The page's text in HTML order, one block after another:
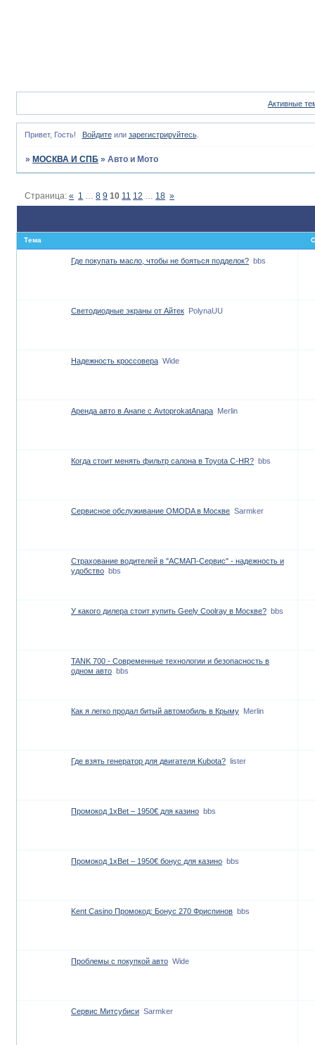
Активные
Привет, Гость! Войдитеили зарегистрируйтесь.
» МОСКВА И СПБ »Авто и Мото
Страница:« 1 … 8 9 10 11 12 … 18 »
Тема
Где покупать масло, чтобы не бояться подделок? bbs
Светодиодные экраны от Айтек PolynaUU
Надежность кроссовера Wide
Аренда авто в Анапе с AvtoprokatAnapa Merlin
Когда стоит менять фильтр салона в Toyota C-HR? bbs
Сервисное обслуживание OMODA в Москве Sarmker
Страхование водителей в "АСМАП-Сервис" - надежность и
удобство bbs
У какого дилера стоит купить Geely Coolray в Москве? bbs
TANK 700 - Современные технологии и безопасность в
одном авто bbs
Как я легко продал битый автомобиль в Крыму Merlin
Где взять генератор для двигателя Kubota? lister
Промокод 1xBet – 1950€ для казино bbs
Промокод 1xBet – 1950€ бонус для казино bbs
Kent Casino Промокод: Бонус 270 Фриспинов bbs
Проблемы с покупкой авто Wide
Сервис Митсубиси Sarmker